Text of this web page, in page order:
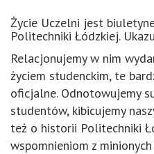
Życie Uczelni jest
Politechniki Łódzkiej.
Relacjonujemy w nim
życiem studenckim, te
oficjalne. Odnotowujemy
studentów, kibicujemy
też o historii Politechniki
wspomnieniom z